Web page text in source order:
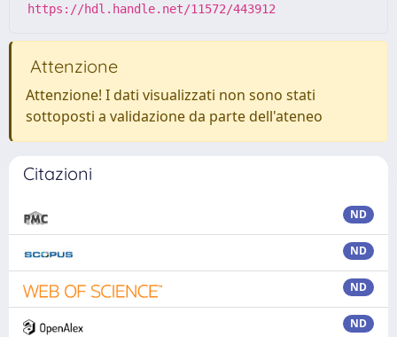
https://hdl.handle.net/11572/443912
Attenzione
Attenzione! I dati visualizzati non sono stati
sottoposti a validazione da parte dell'ateneo
Citazioni
ND
ND
ND
ND